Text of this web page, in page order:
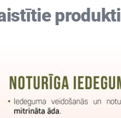
produkti